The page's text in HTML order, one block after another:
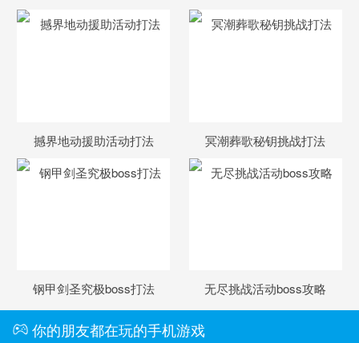
撼界地动援助活动打法 冥潮葬歌秘钥挑战打法
钢甲剑圣究极boss打法 无尽挑战活动boss攻略
你的朋友都在玩的手机游戏